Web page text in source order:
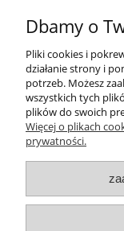
Dbamy o
Pliki cookies i
działanie strony i
potrzeb. Możesz
wszystkich tych
plików do swoich
Więcej o plikach
prywatności.